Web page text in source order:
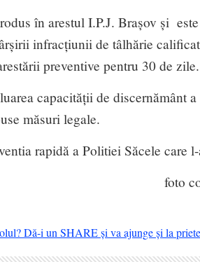
în arestul I.P.J. Brașov și
infracțiunii de tâlhărie
preventive pentru 30 de zile.
capacității de discernământ
măsuri legale.
rapidă a Politiei Săcele care
foto
Dă-i un SHARE și va ajunge și la